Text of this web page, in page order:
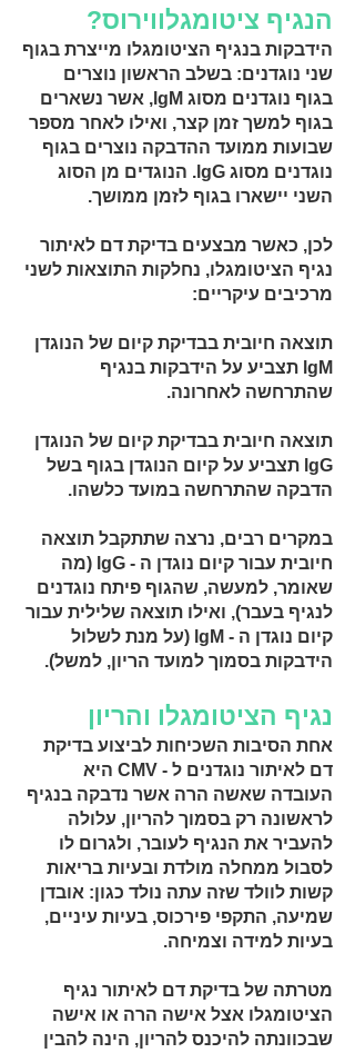
הנגיף ציטומגלווירוס?
הידבקות בנגיף הציטומגלו מייצרת בגוף
שני נוגדנים: בשלב הראשון נוצרים
בגוף נוגדנים מסוג lgM, אשר נשארים
בגוף למשך זמן קצר, ואילו לאחר מספר
שבועות ממועד ההדבקה נוצרים בגוף
נוגדנים מסוג lgG. הנוגדים מן הסוג
השני יישארו בגוף לזמן ממושך.
לכן, כאשר מבצעים בדיקת דם לאיתור
נגיף הציטומגלו, נחלקות התוצאות לשני
מרכיבים עיקריים:
תוצאה חיובית בבדיקת קיום של הנוגדן
lgM תצביע על הידבקות בנגיף
שהתרחשה לאחרונה.
תוצאה חיובית בבדיקת קיום של הנוגדן
lgG תצביע על קיום הנוגדן בגוף בשל
הדבקה שהתרחשה במועד כלשהו.
במקרים רבים, נרצה שתתקבל תוצאה
חיובית עבור קיום נוגדן ה - lgG (מה
שאומר, למעשה, שהגוף פיתח נוגדנים
לנגיף בעבר), ואילו תוצאה שלילית עבור
קיום נוגדן ה - lgM (על מנת לשלול
הידבקות בסמוך למועד הריון, למשל).
נגיף הציטומגלו והריון
אחת הסיבות השכיחות לביצוע בדיקת
דם לאיתור נוגדנים ל - CMV היא
העובדה שאשה הרה אשר נדבקה בנגיף
לראשונה רק בסמוך להריון, עלולה
להעביר את הנגיף לעובר, ולגרום לו
לסבול ממחלה מולדת ובעיות בריאות
קשות לוולד שזה עתה נולד כגון: אובדן
שמיעה, התקפי פירכוס, בעיות עיניים,
בעיות למידה וצמיחה.
מטרתה של בדיקת דם לאיתור נגיף
הציטומגלו אצל אישה הרה או אישה
שבכוונתה להיכנס להריון, הינה להבין